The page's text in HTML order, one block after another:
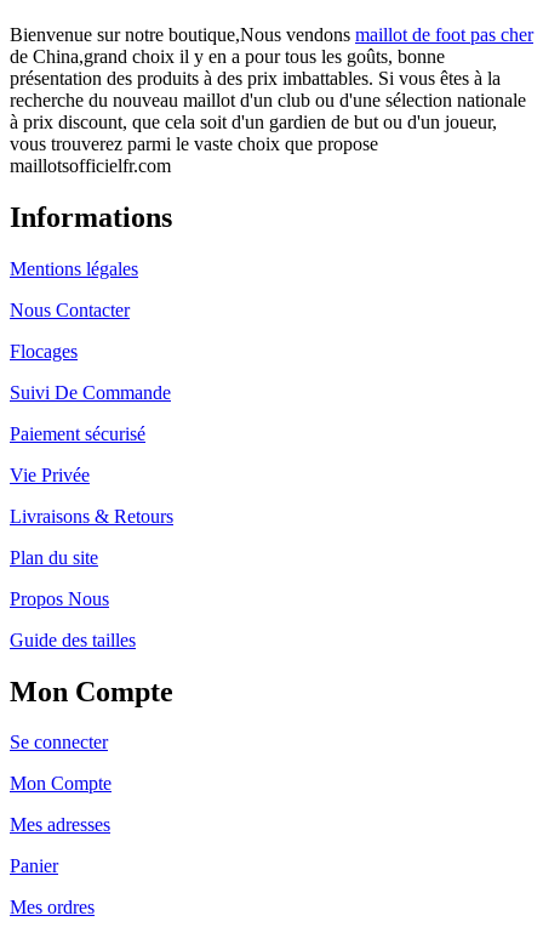
Bienvenue sur notre boutique,Nous vendons maillot de foot pas cher
de China,grand choix il y en a pour tous les goûts, bonne
présentation des produits à des prix imbattables. Si vous êtes à la
recherche du nouveau maillot d'un club ou d'une sélection nationale
à prix discount, que cela soit d'un gardien de but ou d'un joueur,
vous trouverez parmi le vaste choix que propose
maillotsofficielfr.com
Informations
Mentions légales
Nous Contacter
Flocages
Suivi De Commande
Paiement sécurisé
Vie Privée
Livraisons & Retours
Plan du site
Propos Nous
Guide des tailles
Mon Compte
Se connecter
Mon Compte
Mes adresses
Panier
Mes ordres